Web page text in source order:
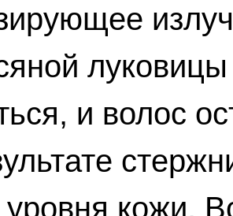
и волос
кожи.